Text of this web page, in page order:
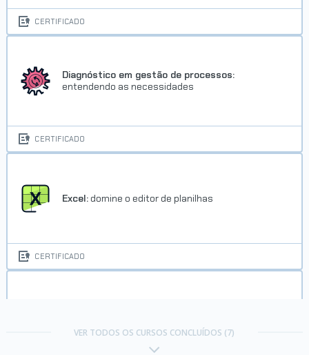
CERTIFICADO
Diagnóstico em gestão de processos:
entendendo as necessidades
CERTIFICADO
Excel: domine o editor de planilhas
CERTIFICADO
VER TODOS OS CURSOS CONCLUÍDOS (7)